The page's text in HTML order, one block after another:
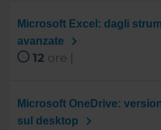
Microsoft Excel: dagli
avanzate
12 ore |
Microsoft OneDrive:
sul desktop